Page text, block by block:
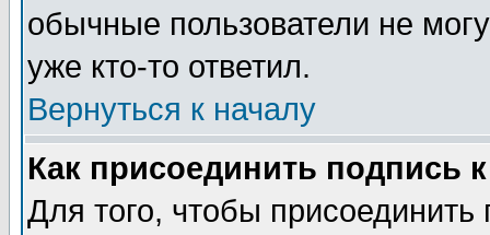
обычные пользователи не
уже кто-то ответил.
Вернуться к началу
Как присоединить подпись
Для того, чтобы